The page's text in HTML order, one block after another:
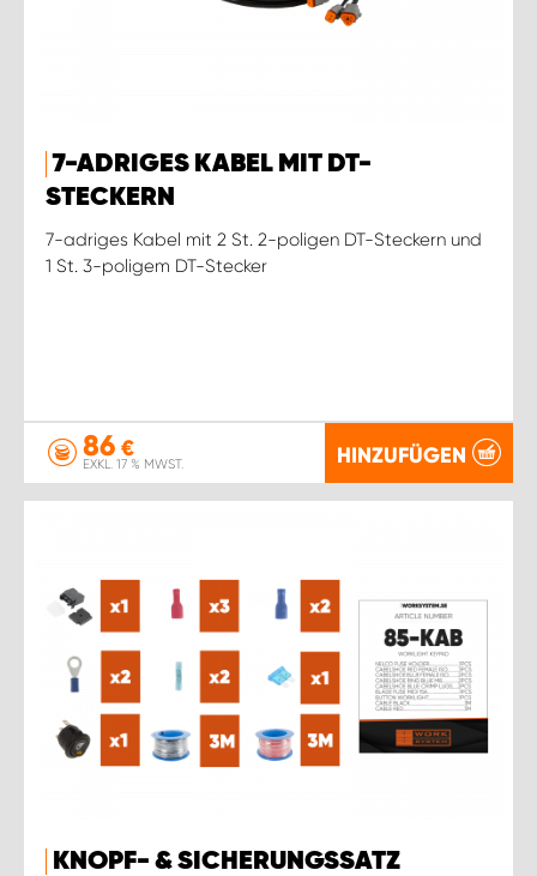
7-ADRIGES KABEL MIT DT-
STECKERN
7-adriges Kabel mit 2 St. 2-poligen DT-Steckern und
1 St. 3-poligem DT-Stecker
86 €
EXKL. 17 % MWST. HINZUFÜGEN
KNOPF- & SICHERUNGSSATZ